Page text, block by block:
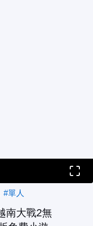
#單人